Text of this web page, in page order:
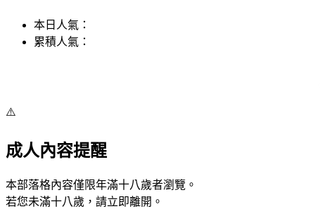
本日人氣：
累積人氣：
⚠️
成人內容提醒
本部落格內容僅限年滿十八歲者瀏覽。
若您未滿十八歲，請立即離開。